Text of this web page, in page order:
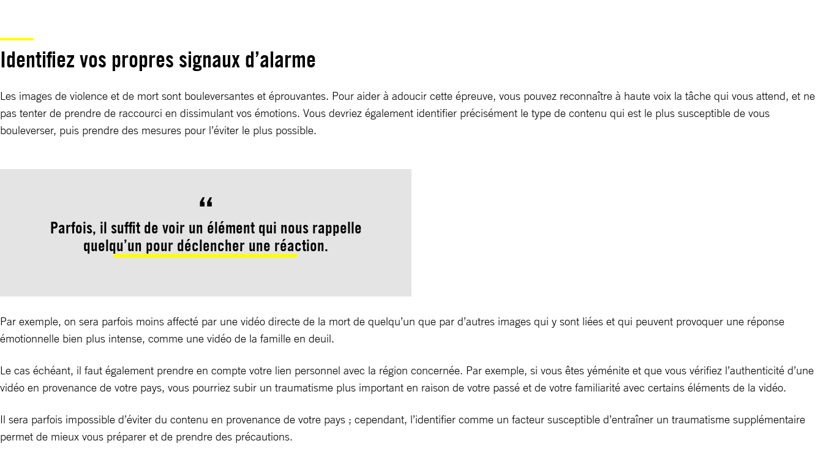
Identifiez vos propres signaux d’alarme
Les images de violence et de mort sont bouleversantes et éprouvantes. Pour aider à adoucir cette épreuve, vous pouvez reconnaître à haute voix la tâche qui vous attend, et ne
pas tenter de prendre de raccourci en dissimulant vos émotions. Vous devriez également identifier précisément le type de contenu qui est le plus susceptible de vous
bouleverser, puis prendre des mesures pour l’éviter le plus possible.
Parfois, il suffit de voir un élément qui nous rappelle
quelqu’un pour déclencher une réaction.
Par exemple, on sera parfois moins affecté par une vidéo directe de la mort de quelqu’un que par d’autres images qui y sont liées et qui peuvent provoquer une réponse
émotionnelle bien plus intense, comme une vidéo de la famille en deuil.
Le cas échéant, il faut également prendre en compte votre lien personnel avec la région concernée. Par exemple, si vous êtes yéménite et que vous vérifiez l’authenticité d’une
vidéo en provenance de votre pays, vous pourriez subir un traumatisme plus important en raison de votre passé et de votre familiarité avec certains éléments de la vidéo.
Il sera parfois impossible d’éviter du contenu en provenance de votre pays ; cependant, l’identifier comme un facteur susceptible d’entraîner un traumatisme supplémentaire
permet de mieux vous préparer et de prendre des précautions.